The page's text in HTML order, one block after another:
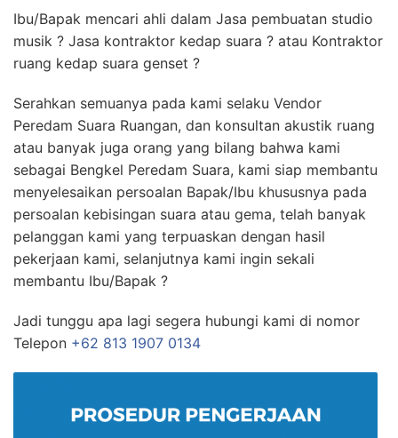
Ibu/Bapak mencari ahli dalam Jasa pembuatan studio
musik ? Jasa kontraktor kedap suara ? atau Kontraktor
ruang kedap suara genset ?
Serahkan semuanya pada kami selaku Vendor
Peredam Suara Ruangan, dan konsultan akustik ruang
atau banyak juga orang yang bilang bahwa kami
sebagai Bengkel Peredam Suara, kami siap membantu
menyelesaikan persoalan Bapak/Ibu khususnya pada
persoalan kebisingan suara atau gema, telah banyak
pelanggan kami yang terpuaskan dengan hasil
pekerjaan kami, selanjutnya kami ingin sekali
membantu Ibu/Bapak ?
Jadi tunggu apa lagi segera hubungi kami di nomor
Telepon +62 813 1907 0134